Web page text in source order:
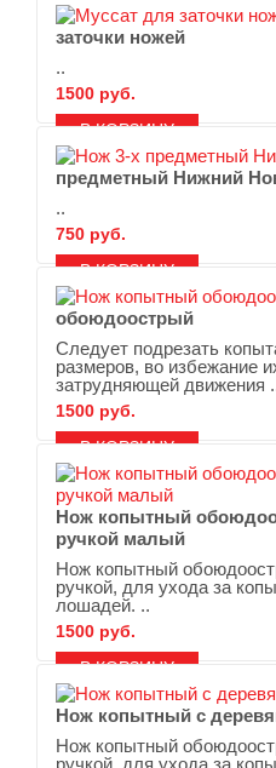
заточки ножей
..
1500 руб.
предметный Нижний
..
750 руб.
обоюдоострый
Следует подрезать
размеров, во избежание
затрудняющей движения
1500 руб.
Нож копытный
ручкой малый
Нож копытный
ручкой, для ухода за
лошадей. ..
1500 руб.
Нож копытный с
Нож копытный
ручкой, для ухода за